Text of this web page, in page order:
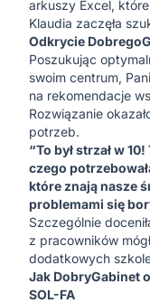
arkuszy Excel,
Klaudia zaczęła
Odkrycie
Poszukując
swoim centrum,
na rekomendacje
Rozwiązanie
potrzeb.
“To był strzał w
czego
które znają nasze
problemami się
Szczególnie
z pracowników
dodatkowych
Jak DobryGabinet
SOL-FA